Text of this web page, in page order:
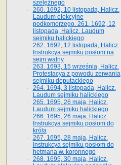
szelężnego
260. 1692, 10 listopada, Halicz.
Laudum elekcyjne
podkomorzego. 261. 1692, 12
listopada, Halicz. Laudum
sejmiku halickiego
262. 1692, 12 listopada, Halicz.
Instrukcya sejmiku posłom na
sejm walny
263. 1693, 15 września, Halicz.
Protestacya z powodu zerwania
sejmiku deputackiego
264. 1694, 3 listopada, Halicz.
Laudum sejmiku halickiego
265. 1695, 26 maja, Halicz.
Laudum sejmiku halickiego
266. 1695, 26 maja, Halicz.
Instrukcya sejmiku posłom do
króla
267. 1695, 28 maja, Halicz.
Instrukcya sejmiku posłom do
hetmana w. koronnego
268. 1695, 30 maja, Halicz.